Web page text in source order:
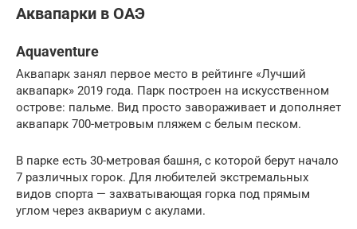
Аквапарки в ОАЭ
Aquaventure
Аквапарк занял первое место в рейтинге «Лучший
аквапарк» 2019 года. Парк построен на искусственном
острове: пальме. Вид просто завораживает и дополняет
аквапарк 700-метровым пляжем с белым песком.
В парке есть 30-метровая башня, с которой берут начало
7 различных горок. Для любителей экстремальных
видов спорта — захватывающая горка под прямым
углом через аквариум с акулами.